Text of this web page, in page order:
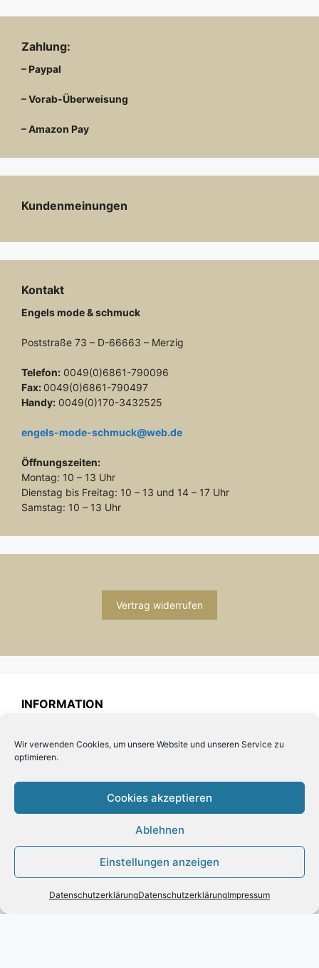
Wir verwenden Cookies, um unsere Website und unseren Service zu
optimieren.
Cookies akzeptieren
Ablehnen
Einstellungen anzeigen
DatenschutzerklärungDatenschutzerklärungImpressum
Zahlung:
– Paypal
– Vorab-Überweisung
– Amazon Pay
Kundenmeinungen
Kontakt
Engels mode & schmuck
Poststraße 73 – D-66663 – Merzig
Telefon: 0049(0)6861-790096
Fax: 0049(0)6861-790497
Handy: 0049(0)170-3432525
engels-mode-schmuck@web.de
Öffnungszeiten:
Montag: 10 – 13 Uhr
Dienstag bis Freitag: 10 – 13 und 14 – 17 Uhr
Samstag: 10 – 13 Uhr
Vertrag widerrufen
INFORMATION
Zahlung und Versand
Kundeninformationen
Datenschutzerklärung
KUNDENSERVICE